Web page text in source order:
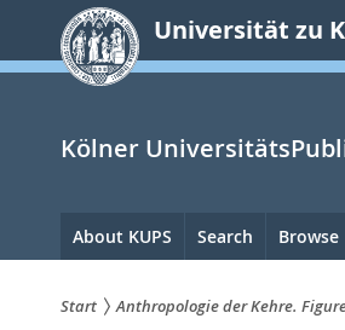
springen
Universität zu
Kölner
Hauptnavigation
About KUPS Search Browse
Start Anthropologie der Kehre.